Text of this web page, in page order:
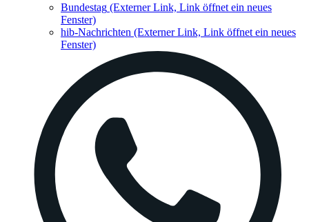
Bundestag (Externer Link, Link öffnet ein neues
Fenster)
hib-Nachrichten (Externer Link, Link öffnet ein neues
Fenster)